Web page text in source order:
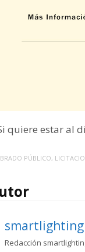
quiere estar al
PÚBLICO,
smartlighting
Redacción